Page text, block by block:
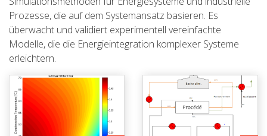
Prozesse, die auf dem Systemansatz basieren. Es
überwacht und validiert experimentell vereinfachte
Modelle, die die Energieintegration komplexer Systeme
erleichtern.